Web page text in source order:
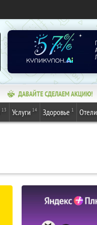
ДАВАЙТЕ СДЕЛАЕМ АКЦИЮ!
13 Услуги 14 Здоровье 1 Отели